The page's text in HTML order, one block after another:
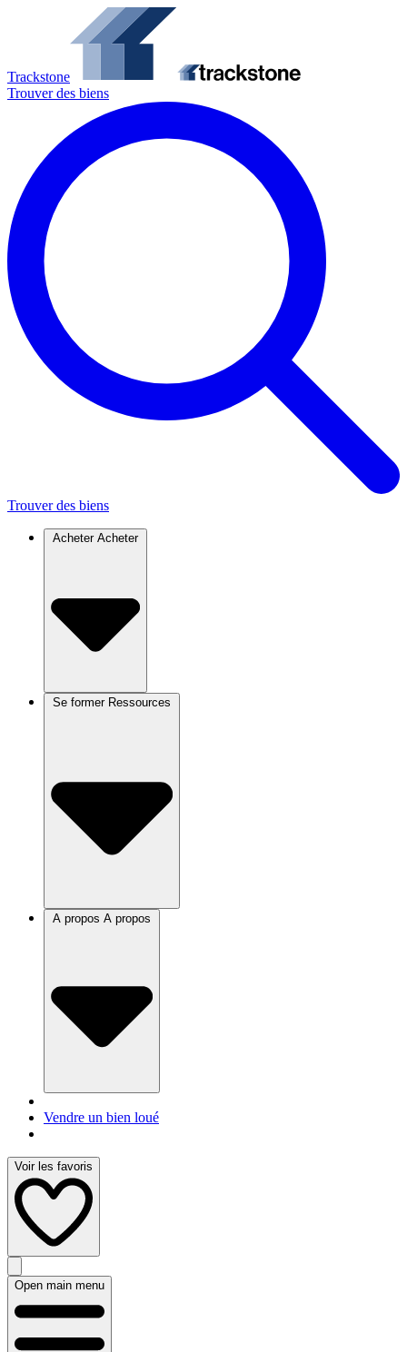
Trackstone
Trouver des biens
Trouver des biens
Acheter Acheter
Se former
A propos
Vendre un bien loué
Voir les favoris
Open main menu